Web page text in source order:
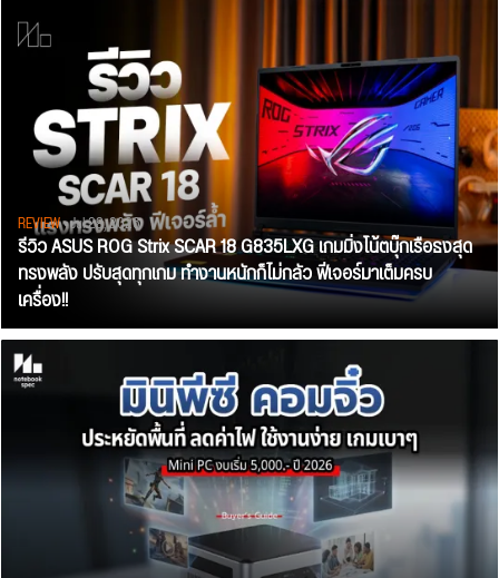
REVIEW• Jul 28, 2026
รีวิว ASUS ROG Strix SCAR 18 G835LXG เกมมิ่งโน้ตบุ๊กเรือธงสุด
ทรงพลัง ปรับสุดทุกเกม ทำงานหนักก็ไม่กลัว ฟีเจอร์มาเต็มครบ
เครื่อง!!